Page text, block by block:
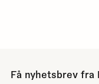
Få nyhetsbrev fra